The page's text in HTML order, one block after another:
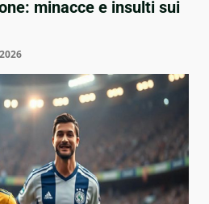
minacce e insulti sui